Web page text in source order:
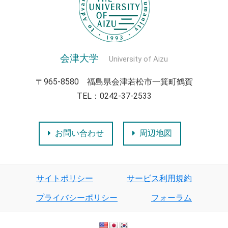
会津大学 University of Aizu
〒965-8580 福島県会津若松市一箕町鶴賀
TEL：0242-37-2533
お問い合わせ 周辺地図
サイトポリシー サービス利用規約
プライバシーポリシー フォーラム